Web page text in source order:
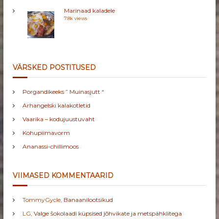
Marinaad kaladele
7.8k views
VÄRSKED POSTITUSED
Porgandikeeks ” Muinasjutt “
Arhangelski kalakotletid
Vaarika – kodujuustuvaht
Kohupiimavorm
Ananassi-chillimoos
VIIMASED KOMMENTAARID
TommyGycle Banaanilootsikud
LG ,Valge šokolaadi küpsised jõhvikate ja metspähklitega